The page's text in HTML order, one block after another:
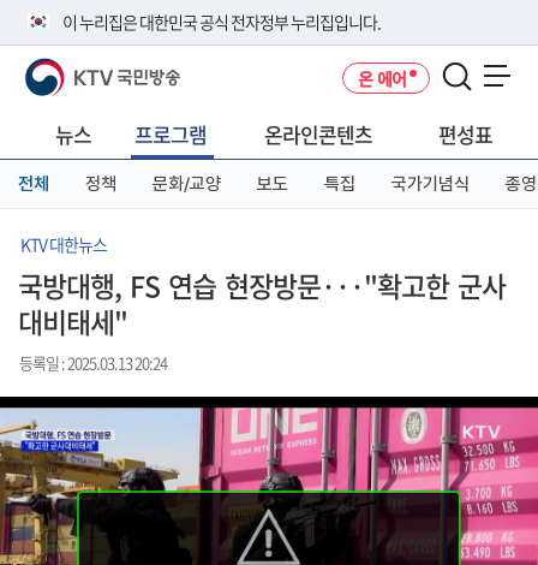
이 누리집은 대한민국 공식 전자정부 누리집입니다.
공식 누리집 주소 확인하기
니다.
이밖에 or.kr 또는 .kr등 다른 도메인 주소를 사용하고 있다면 아래 URL에
서 도메인 주소를 확인해 보세요
KTV 국민방송 온 에어
뉴스 프로그램 온라인콘텐츠 편성표
전체 정책 문화/교양 보도 특집 국가기념식 종영
KTV 대한뉴스
국방대행, FS 연습 현장방문···"확고한 군사
대비태세"
등록일 : 2025.03.13 20:24